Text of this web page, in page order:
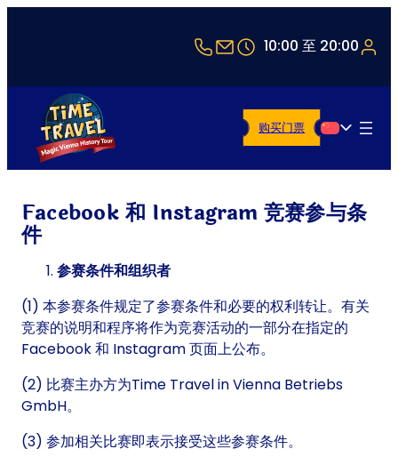
+43 1 5321514
office@timetravel-
10:00 至 20:00
简体中文
购买门票
Facebook 和 Instagram 竞赛参与条
件
参赛条件和组织者
(1) 本参赛条件规定了参赛条件和必要的权利转让。有关
竞赛的说明和程序将作为竞赛活动的一部分在指定的
Facebook 和 Instagram 页面上公布。
(2) 比赛主办方为Time Travel in Vienna Betriebs
GmbH。
(3) 参加相关比赛即表示接受这些参赛条件。